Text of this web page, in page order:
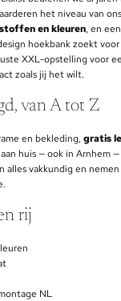
het niveau van
en kleuren, en
hoekbank zoekt
XXL-opstelling voor
zoals jij het wilt.
van A tot Z
en bekleding, gratis
aan huis — ook in Arnhem
alles vakkundig en
rij
NL